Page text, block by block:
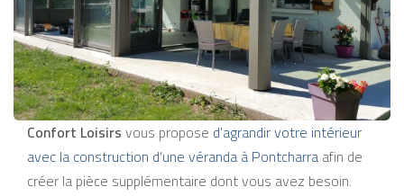
Confort Loisirsvous propose d'agrandir votre intérieur
avec la construction d’une véranda à Pontcharraafin de
créer la pièce supplémentaire dont vous avez besoin.